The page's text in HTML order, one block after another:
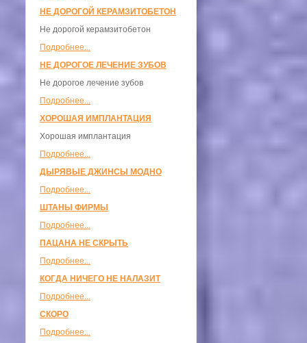
НЕ ДОРОГОЙ КЕРАМЗИТОБЕТОН
Не дорогой керамзитобетон
Подробнее...
НЕ ДОРОГОЕ ЛЕЧЕНИЕ ЗУБОВ
Не дорогое лечение зубов
Подробнее...
ХОРОШАЯ ИМПЛАНТАЦИЯ
Хорошая имплантация
Подробнее...
ДЫРЯВЫЕ ДЖИНСЫ МОДНО
Подробнее...
ШТАНЫ ФИРМЫ
Подробнее...
ПАЦАНА НЕ СКРЫТЬ
Подробнее...
КОГДА НИЧЕГО НЕ НАЛАЗИТ
Подробнее...
СКОРО
Подробнее...